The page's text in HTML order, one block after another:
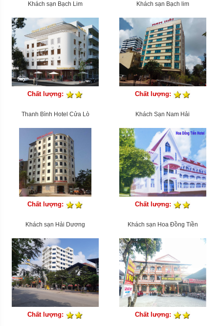
Khách sạn Bạch Lim Khách sạn Bạch lim
Chất lượng:
Thanh Bình Hotel Cửa Lò
Chất lượng:
Khách Sạn Nam Hải
Chất lượng:
Khách sạn Hải Dương
Chất lượng:
Khách sạn Hoa Đồng Tiền
Chất lượng: Chất lượng: